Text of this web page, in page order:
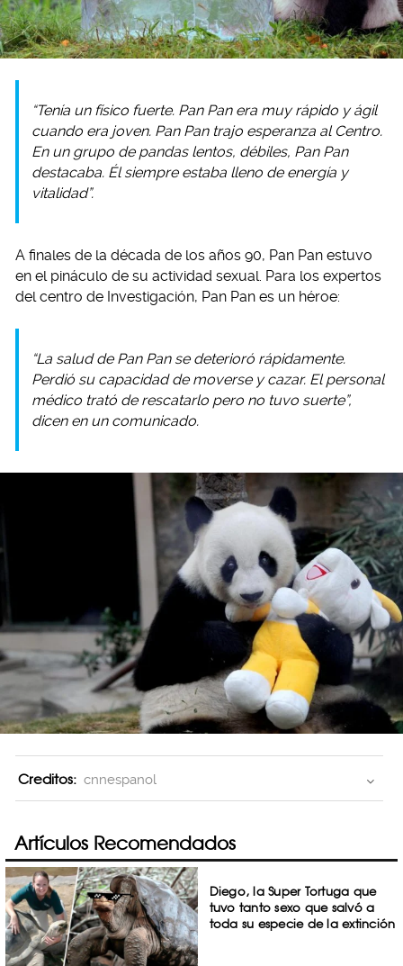
“Tenía un físico fuerte. Pan Pan era muy rápido y ágil
cuando era joven. Pan Pan trajo esperanza al Centro.
En un grupo de pandas lentos, débiles, Pan Pan
destacaba. Él siempre estaba lleno de energía y
vitalidad”.
A finales de la década de los años 90, Pan Pan estuvo
en el pináculo de su actividad sexual. Para los expertos
del centro de Investigación, Pan Pan es un héroe:
“La salud de Pan Pan se deterioró rápidamente.
Perdió su capacidad de moverse y cazar. El personal
médico trató de rescatarlo pero no tuvo suerte”,
dicen en un comunicado.
Creditos: cnnespanol
Artículos Recomendados
Diego, la Super Tortuga que
tuvo tanto sexo que salvó a
toda su especie de la extinción